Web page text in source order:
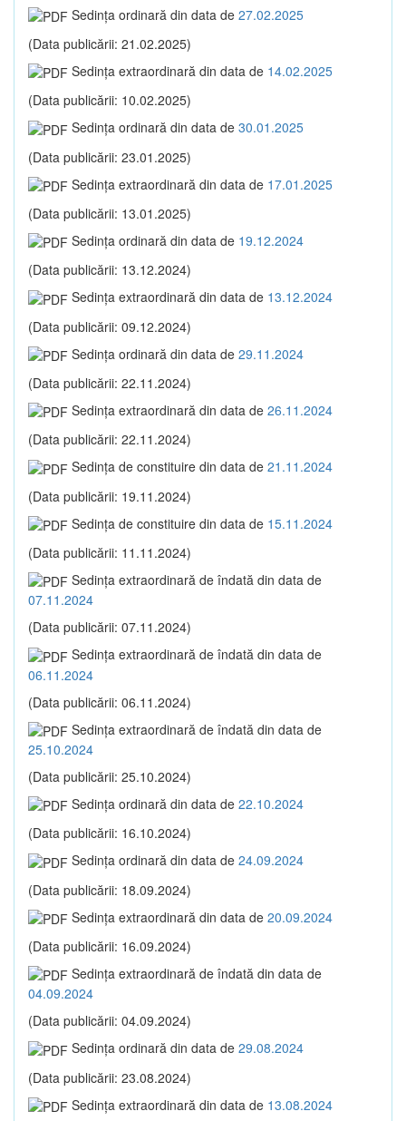
Sedinţa ordinară din data de 27.02.2025
(Data publicării: 21.02.2025)
Sedinţa extraordinară din data de 14.02.2025
(Data publicării: 10.02.2025)
Sedinţa ordinară din data de 30.01.2025
(Data publicării: 23.01.2025)
Sedinţa extraordinară din data de 17.01.2025
(Data publicării: 13.01.2025)
Sedinţa ordinară din data de 19.12.2024
(Data publicării: 13.12.2024)
Sedinţa extraordinară din data de 13.12.2024
(Data publicării: 09.12.2024)
Sedinţa ordinară din data de 29.11.2024
(Data publicării: 22.11.2024)
Sedinţa extraordinară din data de 26.11.2024
(Data publicării: 22.11.2024)
Sedinţa de constituire din data de 21.11.2024
(Data publicării: 19.11.2024)
Sedinţa de constituire din data de 15.11.2024
(Data publicării: 11.11.2024)
Sedinţa extraordinară de îndată din data de
07.11.2024
(Data publicării: 07.11.2024)
Sedinţa extraordinară de îndată din data de
06.11.2024
(Data publicării: 06.11.2024)
Sedinţa extraordinară de îndată din data de
25.10.2024
(Data publicării: 25.10.2024)
Sedinţa ordinară din data de 22.10.2024
(Data publicării: 16.10.2024)
Sedinţa ordinară din data de 24.09.2024
(Data publicării: 18.09.2024)
Sedinţa extraordinară din data de 20.09.2024
(Data publicării: 16.09.2024)
Sedinţa extraordinară de îndată din data de
04.09.2024
(Data publicării: 04.09.2024)
Sedinţa ordinară din data de 29.08.2024
(Data publicării: 23.08.2024)
Sedinţa extraordinară din data de 13.08.2024